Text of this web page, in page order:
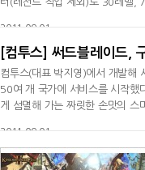
2011-09-01
[컴투스] 써드블레이드,
컴투스(대표 박지영)에서 개발해
50여 개 국가에 서비스를 시작했다고 밝혔다. '써드블레이드'는 사방에서 쏟아져 나오는 몬스터들을 쌍검, 한손검, 대검
게 섬멸해 가는 짜릿한 손맛의 스
2011-09-01